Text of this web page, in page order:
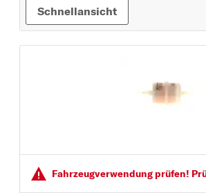
KIA
L
MINI
MITSUBISHI
Schnellansicht
Fahrzeugver­wendung prüfen!